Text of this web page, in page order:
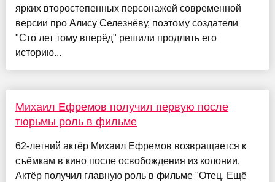
ярких второстепенных персонажей современной
версии про Алису Селезнёву, поэтому создатели
"Сто лет тому вперёд" решили продлить его
историю...
Михаил Ефремов получил первую после
тюрьмы роль в фильме
62-летний актёр Михаил Ефремов возвращается к
съёмкам в кино после освобождения из колонии.
Актёр получил главную роль в фильме "Отец. Ещё